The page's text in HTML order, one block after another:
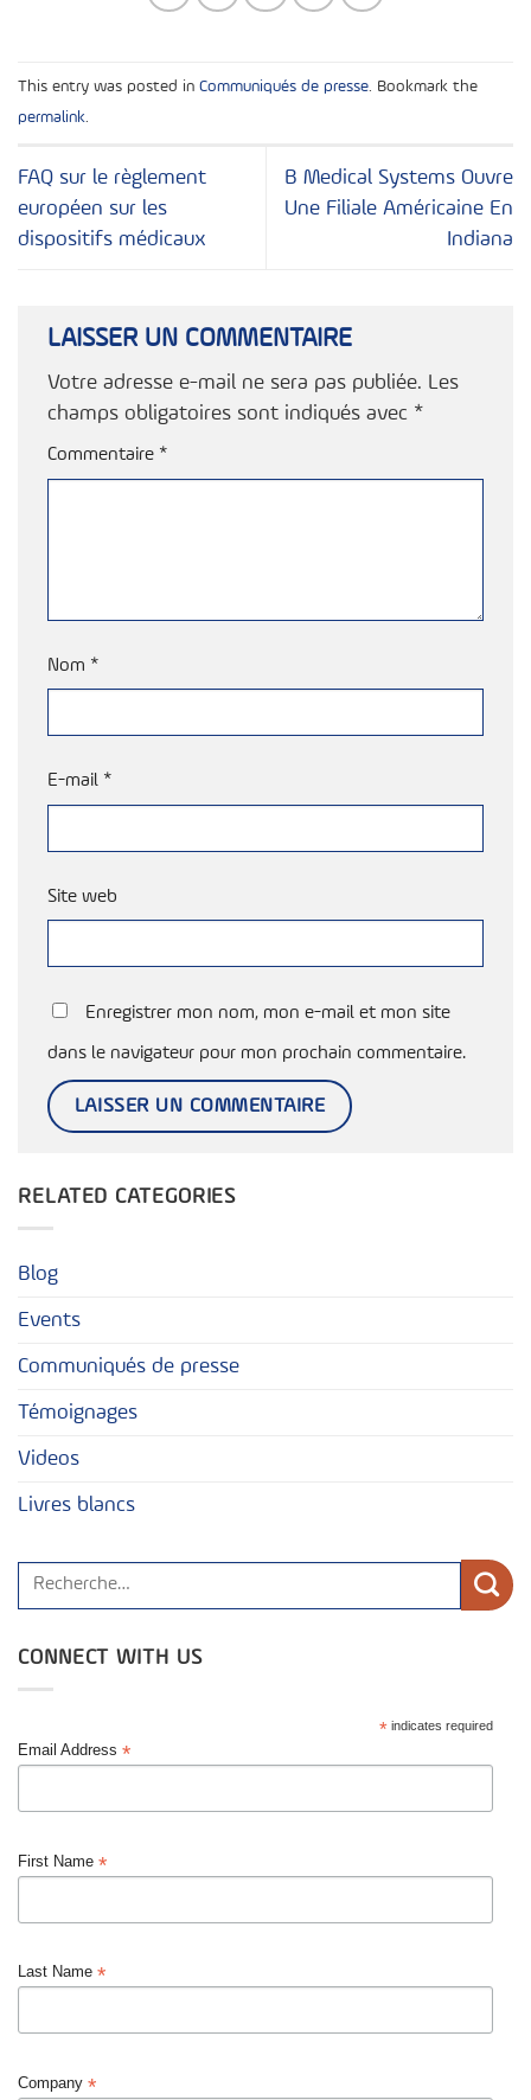
This entry was posted in Communiqués de presse. Bookmark the
permalink.
FAQ sur le règlement
européen sur les
dispositifs médicaux
B Medical Systems Ouvre
Une Filiale Américaine En
Indiana
LAISSER UN COMMENTAIRE
Votre adresse e-mail ne sera pas publiée. Les
champs obligatoires sont indiqués avec *
Commentaire *
Nom *
E-mail *
Site web
Enregistrer mon nom, mon e-mail et mon site
dans le navigateur pour mon prochain commentaire.
RELATED CATEGORIES
Blog
Events
Communiqués de presse
Témoignages
Videos
Livres blancs
CONNECT WITH US
* indicates required
Email Address *
First Name *
Last Name *
Company *